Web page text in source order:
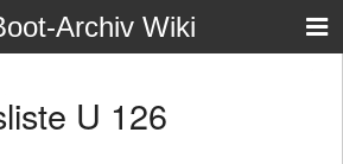
Archiv Wiki
U 126